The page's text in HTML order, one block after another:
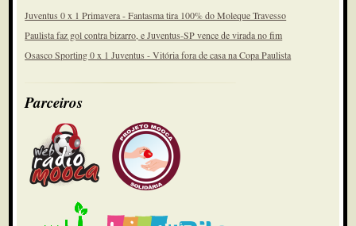
Juventus 0 x 1 Primavera - Fantasma tira 100% do Moleque Travesso
Paulista faz gol contra bizarro, e Juventus-SP vence de virada no fim
Osasco Sporting 0 x 1 Juventus - Vitória fora de casa na Copa Paulista
Parceiros